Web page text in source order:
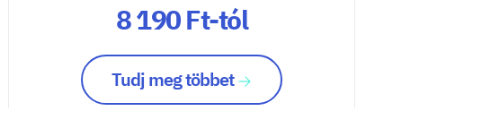
8 190 Ft-tól
Tudj meg többet